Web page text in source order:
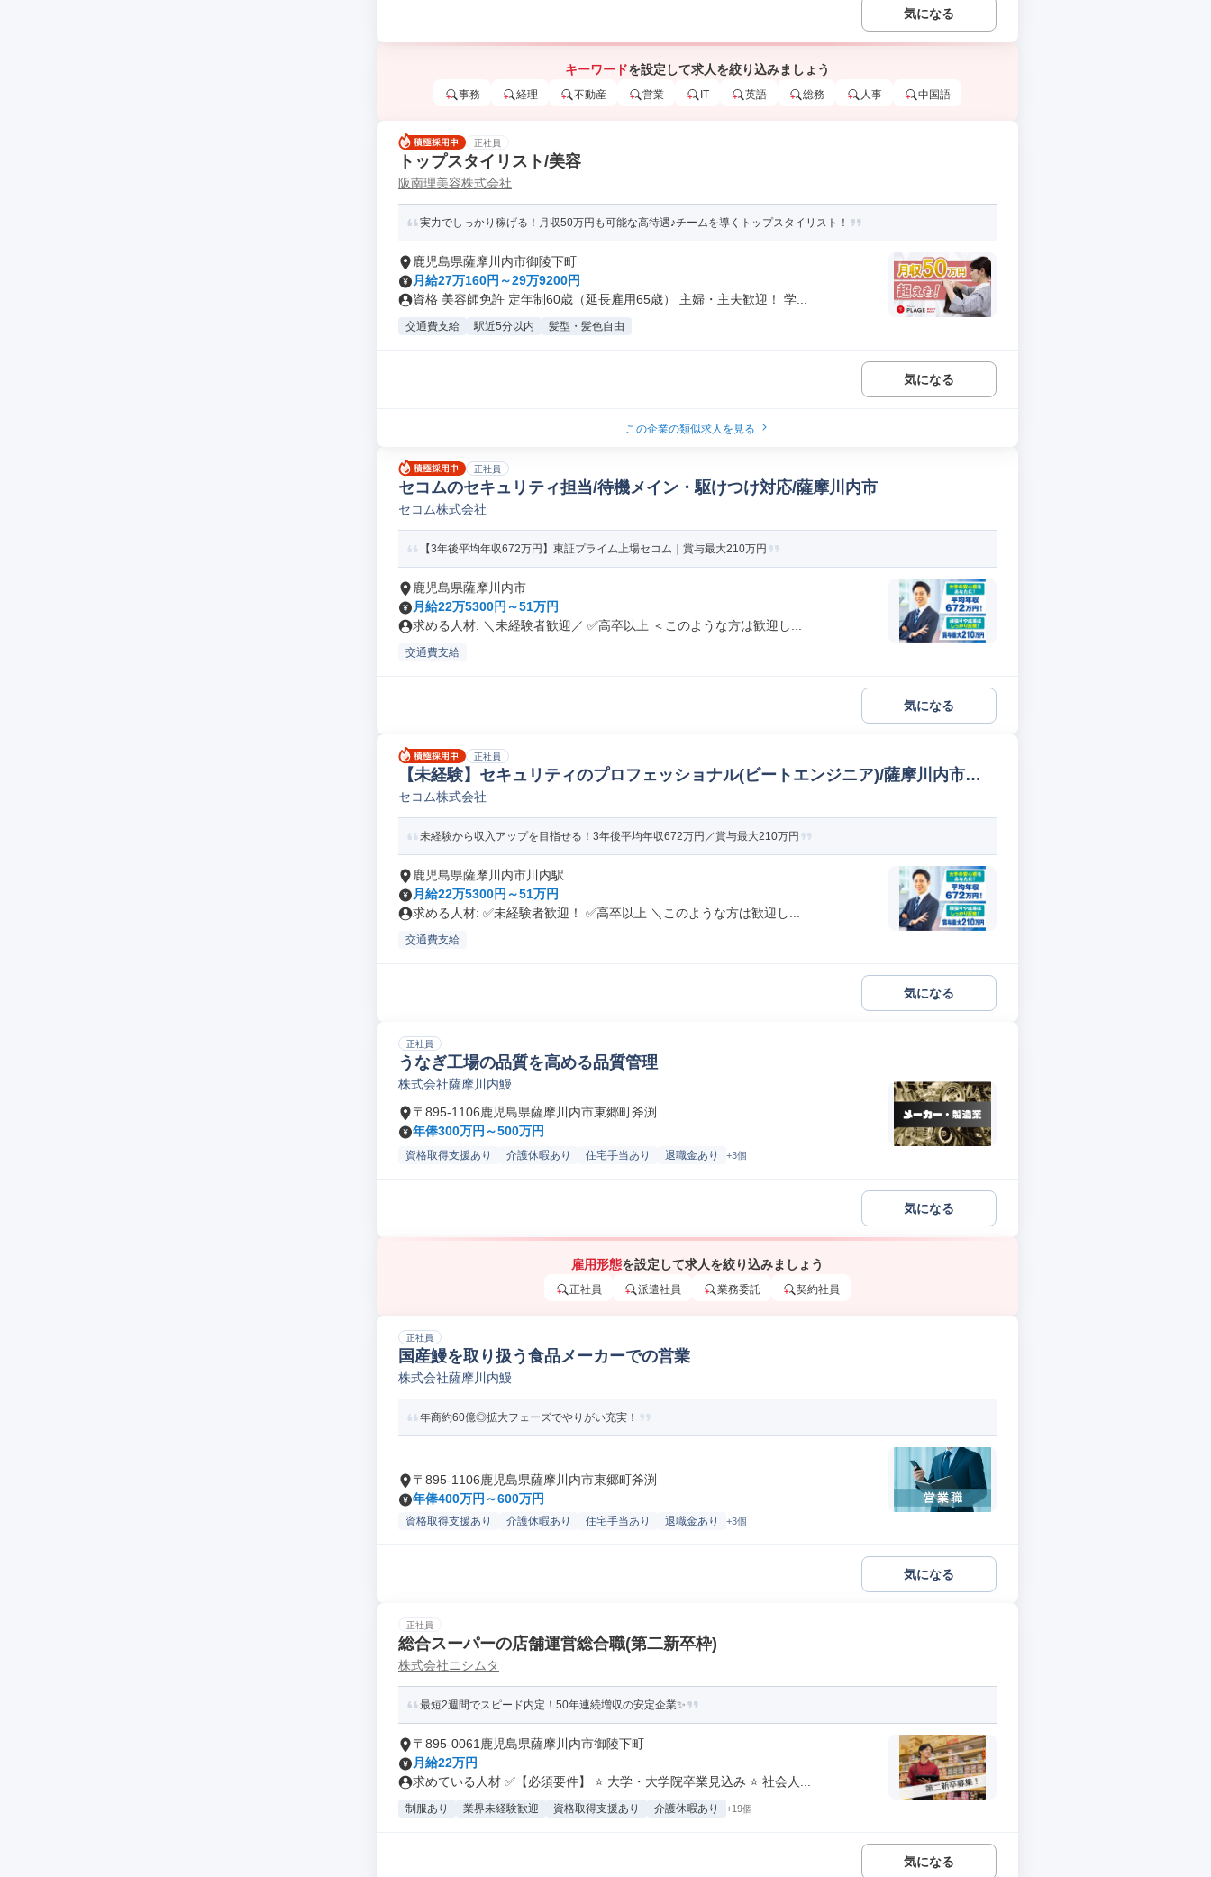
気になる
キーワードを設定して求人を絞り込みましょう
事務 経理 不動産 営業 IT 英語 総務 人事 中国語
正社員
トップスタイリスト/美容
阪南理美容株式会社
実力でしっかり稼げる！月収50万円も可能な高待遇♪チームを導くトップスタイリスト！
鹿児島県薩摩川内市御陵下町
月給27万160円～29万9200円
資格 美容師免許 定年制60歳（延長雇用65歳） 主婦・主夫歓迎！ 学...
交通費支給 駅近5分以内 髪型・髪色自由
気になる
この企業の類似求人を見る
正社員
セコムのセキュリティ担当/待機メイン・駆けつけ対応/薩摩川内市
セコム株式会社
【3年後平均年収672万円】東証プライム上場セコム｜賞与最大210万円
鹿児島県薩摩川内市
月給22万5300円～51万円
求める人材: ＼未経験者歓迎／ ✅高卒以上 ＜このような方は歓迎し...
交通費支給
気になる
正社員
【未経験】セキュリティのプロフェッショナル(ビートエンジニア)/薩摩川内市川
内駅
セコム株式会社
未経験から収入アップを目指せる！3年後平均年収672万円／賞与最大210万円
鹿児島県薩摩川内市川内駅
月給22万5300円～51万円
求める人材: ✅未経験者歓迎！ ✅高卒以上 ＼このような方は歓迎し...
交通費支給
気になる
正社員
うなぎ工場の品質を高める品質管理
株式会社薩摩川内鰻
〒895-1106鹿児島県薩摩川内市東郷町斧渕
年俸300万円～500万円
資格取得支援あり 介護休暇あり 住宅手当あり 退職金あり +3個
気になる
雇用形態を設定して求人を絞り込みましょう
正社員 派遣社員 業務委託 契約社員
正社員
国産鰻を取り扱う食品メーカーでの営業
株式会社薩摩川内鰻
年商約60億◎拡大フェーズでやりがい充実！
〒895-1106鹿児島県薩摩川内市東郷町斧渕
年俸400万円～600万円
資格取得支援あり 介護休暇あり 住宅手当あり 退職金あり +3個
気になる
正社員
総合スーパーの店舗運営総合職(第二新卒枠)
株式会社ニシムタ
最短2週間でスピード内定！50年連続増収の安定企業✨
〒895-0061鹿児島県薩摩川内市御陵下町
月給22万円
求めている人材 ✅【必須要件】 ⭐ 大学・大学院卒業見込み ⭐ 社会人...
制服あり 業界未経験歓迎 資格取得支援あり 介護休暇あり +19個
気になる